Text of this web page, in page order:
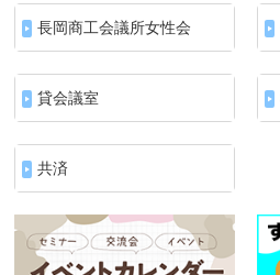
長岡商工会議所女性会
貸会議室
共済